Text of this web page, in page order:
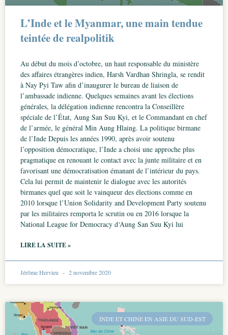
L’Inde et le Myanmar, une main tendue
teintée de realpolitik
Au début du mois d’octobre, un haut responsable du ministère
des affaires étrangères indien, Harsh Vardhan Shringla, se rendit
à Nay Pyi Taw afin d’inaugurer le bureau de liaison de
l’ambassade indienne. Quelques semaines avant les élections
générales, la délégation indienne rencontra la Conseillère
spéciale de l’État, Aung San Suu Kyi, et le Commandant en chef
de l’armée, le général Min Aung Hlaing. La politique birmane
de l’Inde Depuis les années 1990, après avoir soutenu
l’opposition démocratique, l’Inde a choisi une approche plus
pragmatique en renouant le contact avec la junte militaire et en
favorisant une démocratisation émanant de l’intérieur du pays.
Cela lui permit de maintenir le dialogue avec les autorités
birmanes quel que soit le vainqueur des élections comme en
2010 lorsque l’Union Solidarity and Development Party soutenu
par les militaires remporta le scrutin ou en 2016 lorsque la
National League for Democracy d‘Aung San Suu Kyi lui
LIRE LA SUITE »
Jérôme Hervieu 2 novembre 2020
INDE ET CHINE EN ASIE DU SUD-EST